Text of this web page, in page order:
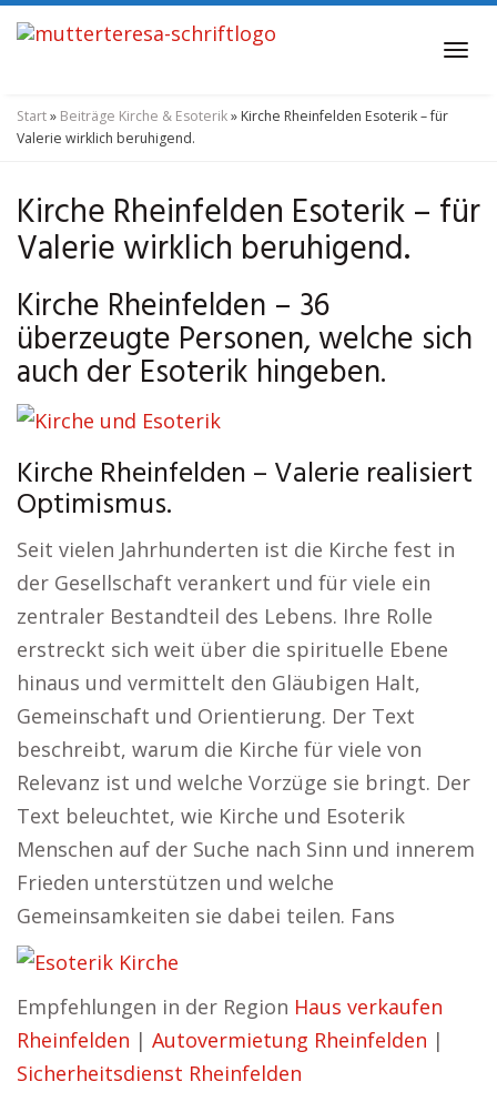
Skip
to
content
Start» Beiträge Kirche & Esoterik» Kirche Rheinfelden Esoterik – für
Valerie wirklich beruhigend.
Kirche Rheinfelden Esoterik – für
Valerie wirklich beruhigend.
Kirche Rheinfelden – 36
überzeugte Personen, welche sich
auch der Esoterik hingeben.
Kirche Rheinfelden – Valerie realisiert
Optimismus.
Seit vielen Jahrhunderten ist die Kirche fest in
der Gesellschaft verankert und für viele ein
zentraler Bestandteil des Lebens. Ihre Rolle
erstreckt sich weit über die spirituelle Ebene
hinaus und vermittelt den Gläubigen Halt,
Gemeinschaft und Orientierung. Der Text
beschreibt, warum die Kirche für viele von
Relevanz ist und welche Vorzüge sie bringt. Der
Text beleuchtet, wie Kirche und Esoterik
Menschen auf der Suche nach Sinn und innerem
Frieden unterstützen und welche
Gemeinsamkeiten sie dabei teilen. Fans
Empfehlungen in der Region Haus verkaufen
Rheinfelden | Autovermietung Rheinfelden |
Sicherheitsdienst Rheinfelden